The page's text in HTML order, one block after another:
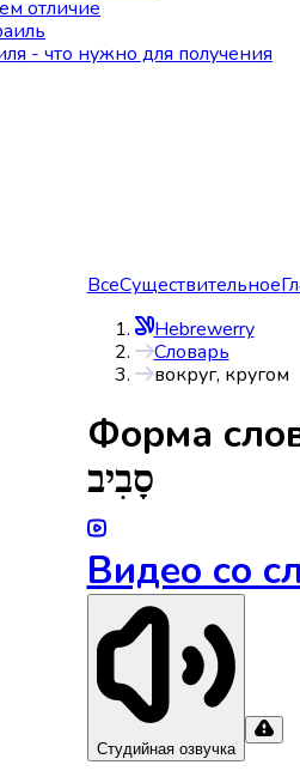
отличие
- что нужно для получения
ВсеСуществительное
Hebrewerry
Словарь
вокруг, кругом
Форма
סָבִיב
Видео со
Студийная озвучка